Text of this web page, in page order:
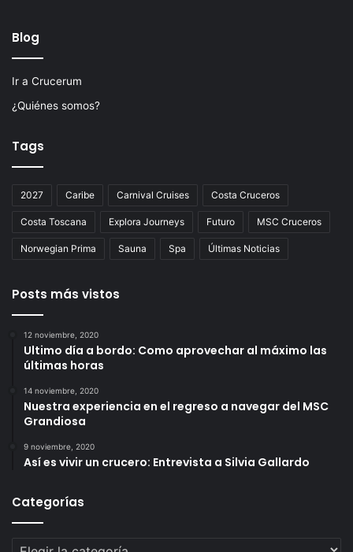
Blog
Ir a Crucerum
¿Quiénes somos?
Tags
2027 Caribe Carnival Cruises Costa Cruceros
Costa Toscana Explora Journeys Futuro MSC Cruceros
Norwegian Prima Sauna Spa Últimas Noticias
Posts más vistos
12 noviembre, 2020
Ultimo día a bordo: Como aprovechar al máximo las
últimas horas
14 noviembre, 2020
Nuestra experiencia en el regreso a navegar del MSC
Grandiosa
9 noviembre, 2020
Así es vivir un crucero: Entrevista a Silvia Gallardo
Categorías
Categorías